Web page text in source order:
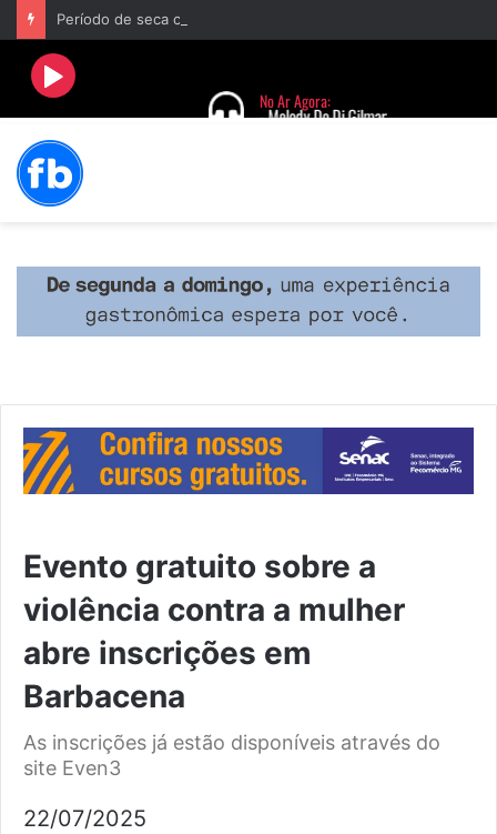
Evento gratuito sobre a
violência contra a mulher
abre inscrições em
Barbacena
As inscrições já estão disponíveis através do
site Even3
22/07/2025